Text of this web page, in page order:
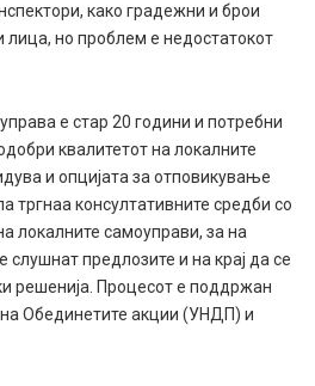
како градежни и брои
но проблем е недостатокот
е стар 20 години и потребни
квалитетот на локалните
и опцијата за отповикување
тргнаа консултативните средби со
локалните самоуправи, за на
слушнат предлозите и на крај да се
решенија. Процесот е поддржан
на Обединетите акции (УНДП) и